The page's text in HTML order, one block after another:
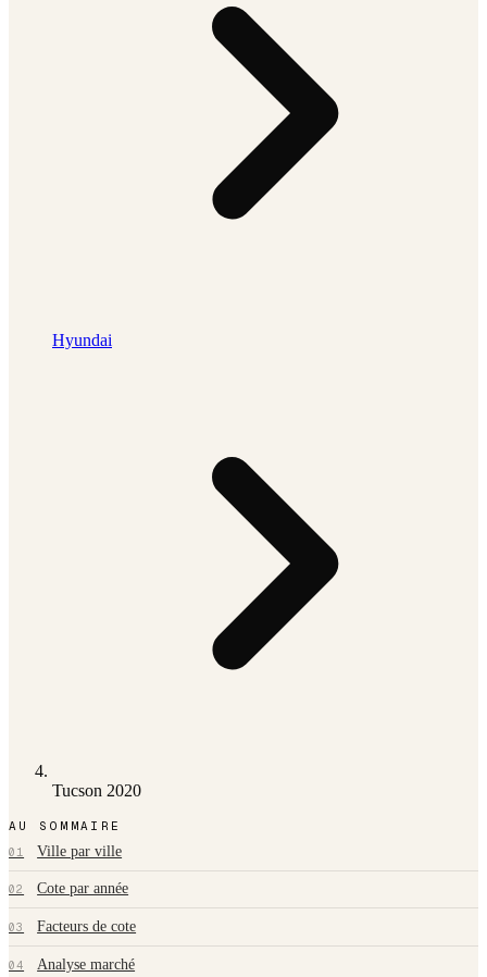
Hyundai
Tucson 2020
AU SOMMAIRE
01 Ville par ville
02 Cote par année
03 Facteurs de cote
04 Analyse marché